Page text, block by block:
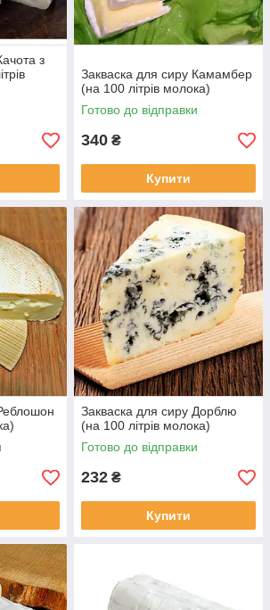
з
Закваска для сиру Камамбер
(на 100 літрів молока)
Готово до відправки
340 ₴
Купити
Закваска для сиру Дорблю
(на 100 літрів молока)
Готово до відправки
232 ₴
Купити